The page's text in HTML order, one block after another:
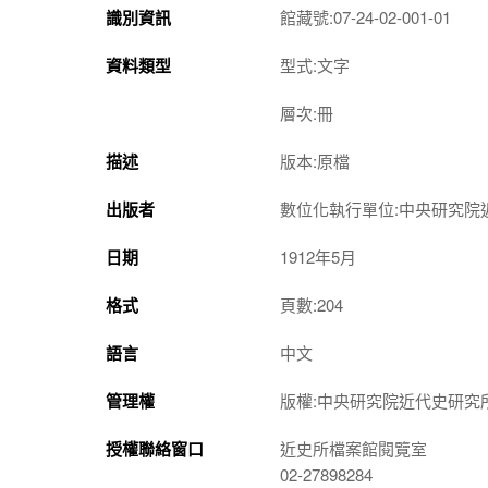
識別資訊 館藏號:07-24-02-001-01
資料類型 型式:文字
層次:冊
描述 版本:原檔
出版者 數位化執行單位:中央研究院
日期 1912年5月
格式 頁數:204
語言 中文
管理權 版權:中央研究院近代史研究
授權聯絡窗口
近史所檔案館閱覽室
02-27898284